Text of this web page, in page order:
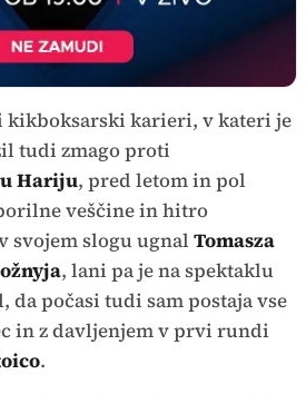
kikboksarski karieri, v kateri je
tudi zmago proti
Hariju, pred letom in pol
veščine in hitro
svojem slogu ugnal Tomasza
, lani pa je na spektaklu
da počasi tudi sam postaja vse
in z davljenjem v prvi rundi
.